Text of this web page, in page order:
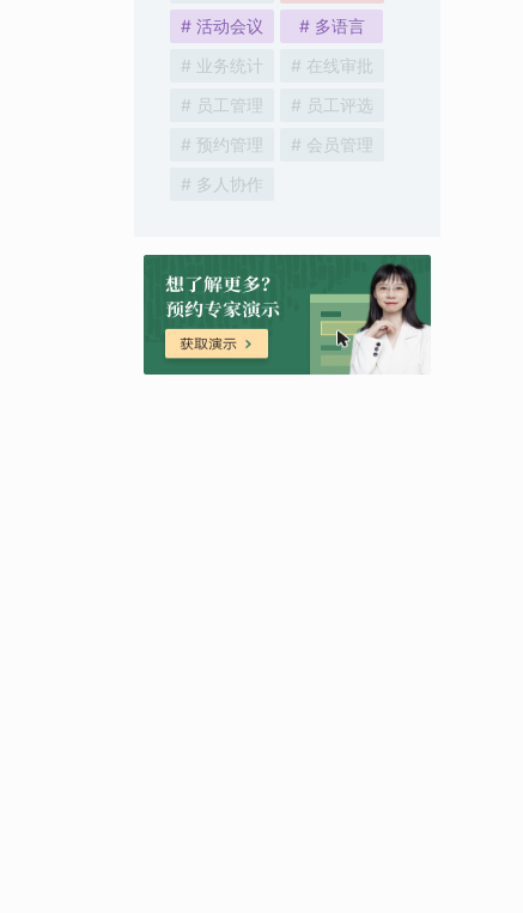
# 活动会议
# 多语言
# 业务统计
# 在线审批
# 员工管理
# 员工评选
# 预约管理
# 会员管理
# 多人协作